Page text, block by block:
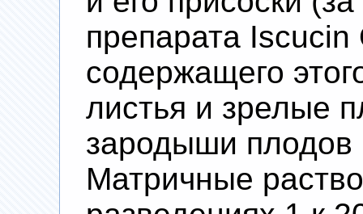
препарата Iscucin
содержащего
листья и зрелые
зародыши плодов
Матричные